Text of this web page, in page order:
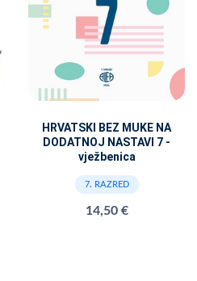
HRVATSKI BEZ MUKE NA
DODATNOJ NASTAVI 7 -
vježbenica
7. RAZRED
14,50 €